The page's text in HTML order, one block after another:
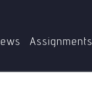
Assignments